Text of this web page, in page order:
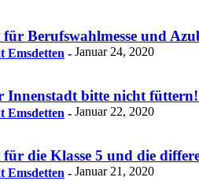
Berufswahlmesse und
Emsdetten - Januar 24, 2020
Innenstadt bitte nicht
Emsdetten - Januar 22, 2020
die Klasse 5 und die
Emsdetten - Januar 21, 2020